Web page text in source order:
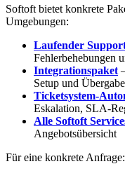
Softoft bietet konkrete
Umgebungen:
Laufender
Fehlerbehebungen
Integrationspaket
Setup und
Ticketsystem-
Eskalation, SLA-
Alle Softoft
Angebotsübersicht
Für eine konkrete Anfrage: